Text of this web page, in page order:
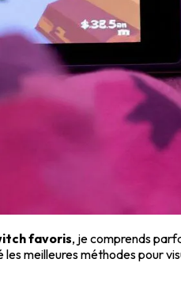
favoris, je comprends
les meilleures méthodes pour